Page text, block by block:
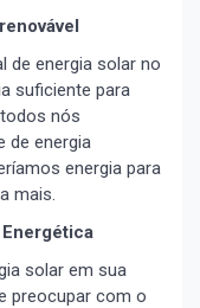
de energia solar no
suficiente para
nós
de energia
energia para
mais.
solar em sua
preocupar com o